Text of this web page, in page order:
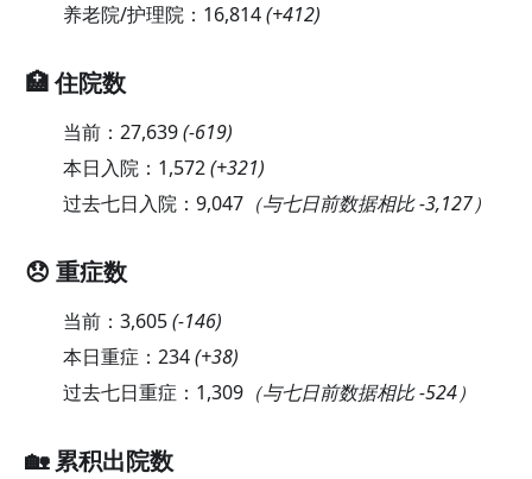
养老院/护理院： 16,814(+412)
🏥 住院数
当前： 27,639(-619)
本日入院： 1,572(+321)
过去七日入院： 9,047（与七日前数据相比 -3,127）
😞 重症数
当前： 3,605(-146)
本日重症： 234(+38)
过去七日重症： 1,309（与七日前数据相比 -524）
🏡 累积出院数